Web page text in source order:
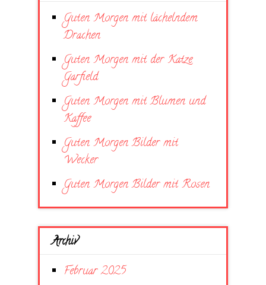
Guten Morgen mit lächelndem
Drachen
Guten Morgen mit der Katze
Garfield
Guten Morgen mit Blumen und
Kaffee
Guten Morgen Bilder mit
Wecker
Guten Morgen Bilder mit Rosen
Archiv
Februar 2025